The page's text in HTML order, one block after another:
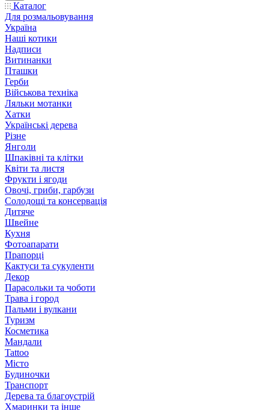
Каталог
Для розмальовування
Україна
Наші котики
Надписи
Витинанки
Пташки
Герби
Військова техніка
Ляльки мотанки
Хатки
Українські дерева
Різне
Янголи
Шпаківні та клітки
Квіти та листя
Фрукти і ягоди
Овочі, гриби, гарбузи
Солодощі та консервація
Дитяче
Швейне
Кухня
Фотоапарати
Прапорці
Кактуси та сукуленти
Декор
Парасольки та чоботи
Трава і город
Пальми і вулкани
Туризм
Косметика
Мандали
Tattoo
Місто
Будиночки
Транспорт
Дерева та благоустрій
Хмаринки та інше